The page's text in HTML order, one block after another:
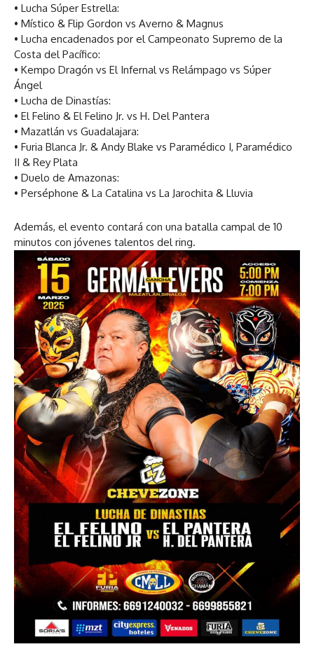
• Lucha Súper Estrella:
• Místico & Flip Gordon vs Averno & Magnus
• Lucha encadenados por el Campeonato Supremo de la
Costa del Pacífico:
• Kempo Dragón vs El Infernal vs Relámpago vs Súper
Ángel
• Lucha de Dinastías:
• El Felino & El Felino Jr. vs H. Del Pantera
• Mazatlán vs Guadalajara:
• Furia Blanca Jr. & Andy Blake vs Paramédico I, Paramédico
II & Rey Plata
• Duelo de Amazonas:
• Perséphone & La Catalina vs La Jarochita & Lluvia
Además, el evento contará con una batalla campal de 10
minutos con jóvenes talentos del ring.